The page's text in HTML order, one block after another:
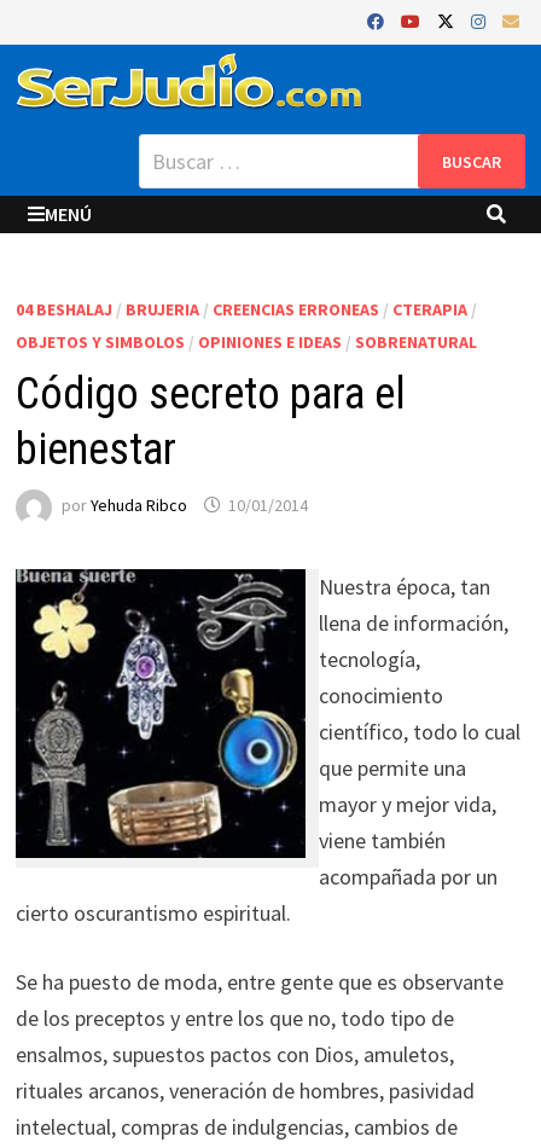
al
contenido
Buscar:
MENÚ
04 BESHALAJ / BRUJERIA/ CREENCIAS ERRONEAS / CTERAPIA/
OBJETOS Y SIMBOLOS / OPINIONES E IDEAS / SOBRENATURAL
Código secreto para el
bienestar
porYehuda Ribco 10/01/2014
Nuestra época, tan
llena de información,
tecnología,
conocimiento
científico, todo lo cual
que permite una
mayor y mejor vida,
viene también
acompañada por un
cierto oscurantismo espiritual.
Se ha puesto de moda, entre gente que es observante
de los preceptos y entre los que no, todo tipo de
ensalmos, supuestos pactos con Dios, amuletos,
rituales arcanos, veneración de hombres, pasividad
intelectual, compras de indulgencias, cambios de